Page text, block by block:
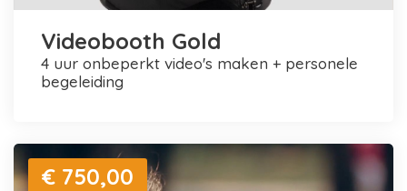
Videobooth Gold
4 uur onbeperkt video's maken + personele
begeleiding
€ 750,00